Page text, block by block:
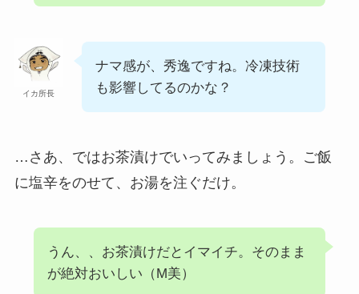
イカ所長
ナマ感が、秀逸ですね。冷凍技術
も影響してるのかな？
…さあ、ではお茶漬けでいってみましょう。ご飯
に塩辛をのせて、お湯を注ぐだけ。
うん、、お茶漬けだとイマイチ。そのまま
が絶対おいしい（M美）